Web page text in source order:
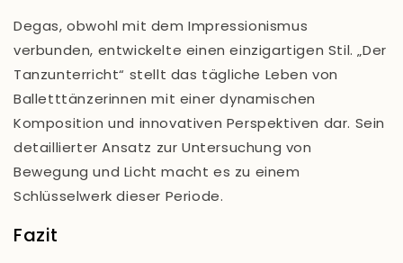
Degas, obwohl mit dem Impressionismus
verbunden, entwickelte einen einzigartigen Stil. „Der
Tanzunterricht“ stellt das tägliche Leben von
Balletttänzerinnen mit einer dynamischen
Komposition und innovativen Perspektiven dar. Sein
detaillierter Ansatz zur Untersuchung von
Bewegung und Licht macht es zu einem
Schlüsselwerk dieser Periode.
Fazit